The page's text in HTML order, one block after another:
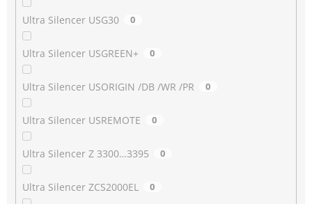
Ultra Silencer USG30 0
Ultra Silencer USGREEN+ 0
Ultra Silencer USORIGIN /DB /WR /PR 0
Ultra Silencer USREMOTE 0
Ultra Silencer Z 3300…3395 0
Ultra Silencer ZCS2000EL 0